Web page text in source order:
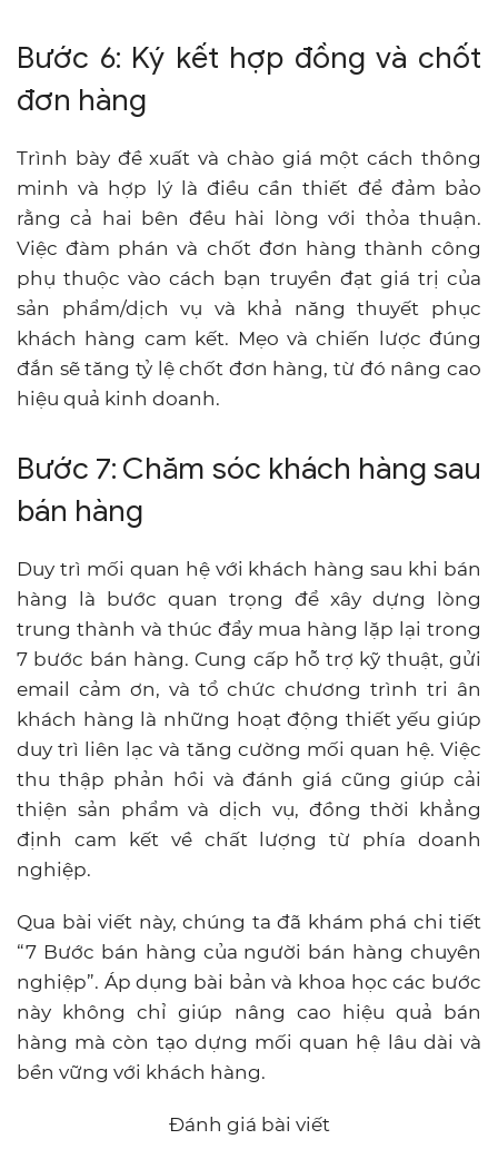
Bước 6: Ký kết hợp đồng và chốt
đơn hàng
Trình bày đề xuất và chào giá một cách thông
minh và hợp lý là điều cần thiết để đảm bảo
rằng cả hai bên đều hài lòng với thỏa thuận.
Việc đàm phán và chốt đơn hàng thành công
phụ thuộc vào cách bạn truyền đạt giá trị của
sản phẩm/dịch vụ và khả năng thuyết phục
khách hàng cam kết. Mẹo và chiến lược đúng
đắn sẽ tăng tỷ lệ chốt đơn hàng, từ đó nâng cao
hiệu quả kinh doanh.
Bước 7: Chăm sóc khách hàng sau
bán hàng
Duy trì mối quan hệ với khách hàng sau khi bán
hàng là bước quan trọng để xây dựng lòng
trung thành và thúc đẩy mua hàng lặp lại trong
7 bước bán hàng. Cung cấp hỗ trợ kỹ thuật, gửi
email cảm ơn, và tổ chức chương trình tri ân
khách hàng là những hoạt động thiết yếu giúp
duy trì liên lạc và tăng cường mối quan hệ. Việc
thu thập phản hồi và đánh giá cũng giúp cải
thiện sản phẩm và dịch vụ, đồng thời khẳng
định cam kết về chất lượng từ phía doanh
nghiệp.
Qua bài viết này, chúng ta đã khám phá chi tiết
“7 Bước bán hàng của người bán hàng chuyên
nghiệp”. Áp dụng bài bản và khoa học các bước
này không chỉ giúp nâng cao hiệu quả bán
hàng mà còn tạo dựng mối quan hệ lâu dài và
bền vững với khách hàng.
Đánh giá bài viết